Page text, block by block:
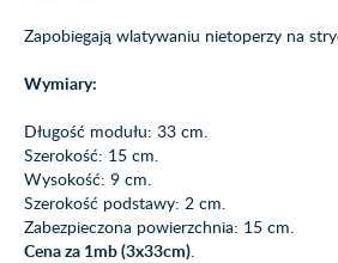
Zapobiegają wlatywaniu nietoperzy na
Wymiary:
Długość modułu: 33 cm.
Szerokość: 15 cm.
Wysokość: 9 cm.
Szerokość podstawy: 2 cm.
Zabezpieczona powierzchnia: 15 cm.
Cena za 1mb (3x33cm).